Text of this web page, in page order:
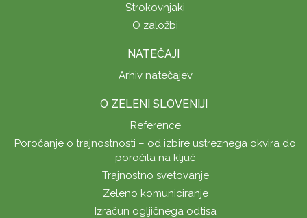
Strokovnjaki
O založbi
NATEČAJI
Arhiv natečajev
O ZELENI SLOVENIJI
Reference
Poročanje o trajnostnosti – od izbire ustreznega okvira do
poročila na ključ
Trajnostno svetovanje
Zeleno komuniciranje
Izračun ogljičnega odtisa